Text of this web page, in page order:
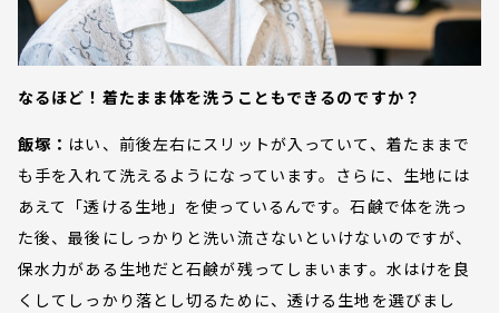
なるほど！着たまま体を洗うこともできるのですか？
飯塚： はい、前後左右にスリットが入っていて、着たままで
も手を入れて洗えるようになっています。さらに、生地には
あえて「透ける生地」を使っているんです。石鹸で体を洗っ
た後、最後にしっかりと洗い流さないといけないのですが、
保水力がある生地だと石鹸が残ってしまいます。水はけを良
くしてしっかり落とし切るために、透ける生地を選びまし